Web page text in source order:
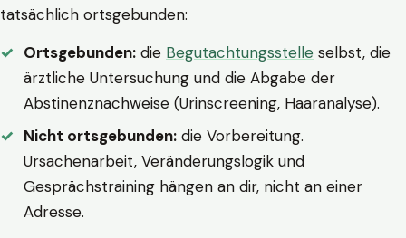
tatsächlich ortsgebunden:
Ortsgebunden: die Begutachtungsstelle selbst, die
ärztliche Untersuchung und die Abgabe der
Abstinenznachweise (Urinscreening, Haaranalyse).
Nicht ortsgebunden: die Vorbereitung.
Ursachenarbeit, Veränderungslogik und
Gesprächstraining hängen an dir, nicht an einer
Adresse.